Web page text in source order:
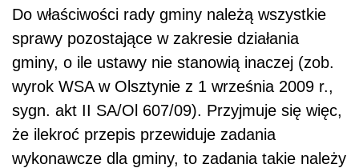
Do właściwości rady gminy należą wszystkie
sprawy pozostające w zakresie działania
gminy, o ile ustawy nie stanowią inaczej (zob.
wyrok WSA w Olsztynie z 1 września 2009 r.,
sygn. akt II SA/Ol 607/09). Przyjmuje się więc,
że ilekroć przepis przewiduje zadania
wykonawcze dla gminy, to zadania takie należy